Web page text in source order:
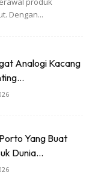
Dengan...
Analogi Kacang
Yang Buat
Dunia...